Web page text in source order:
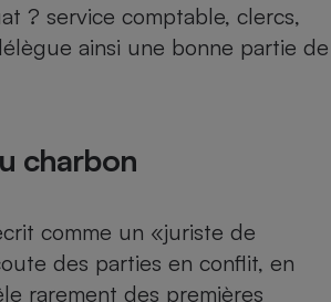
? service comptable, clercs,
ainsi une bonne partie de
charbon
comme un «juriste de
des parties en conflit, en
rarement des premières
Téléphone mobile -